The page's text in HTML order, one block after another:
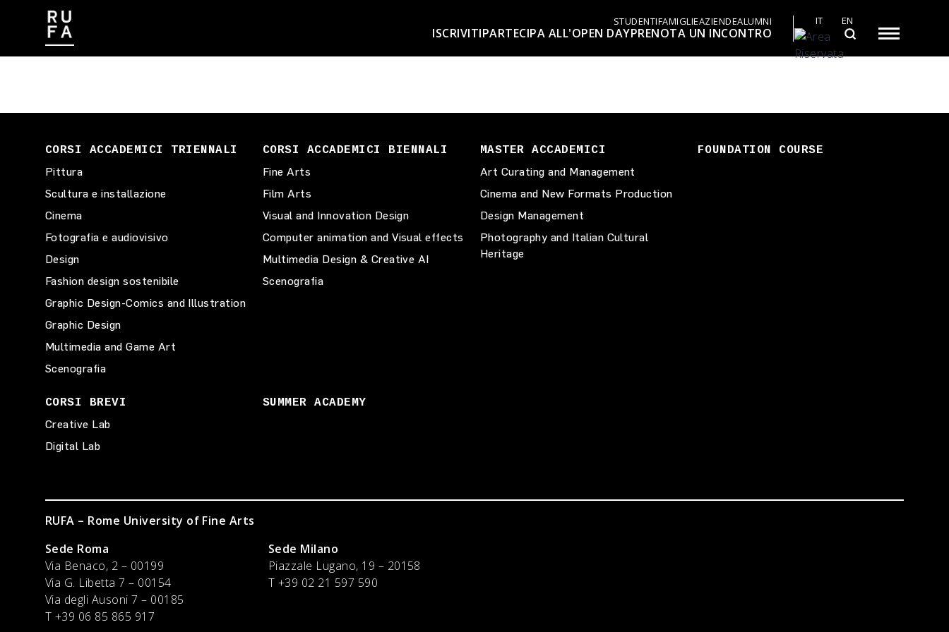
STUDENTIFAMIGLIEAZIENDEALUMNI
ISCRIVITIPARTECIPA ALL'OPEN DAYPRENOTA UN INCONTRO
IT
EN
CONTATTI
CORSI ACCADEMICI TRIENNALI
Pittura
Scultura e installazione
Cinema
Fotografia e audiovisivo
Design
Fashion design sostenibile
Graphic Design-Comics and Illustration
Graphic Design
Multimedia and Game Art
Scenografia
CORSI ACCADEMICI BIENNALI
Fine Arts
Film Arts
Visual and Innovation Design
Computer animation and Visual effects
Multimedia Design & Creative AI
Scenografia
MASTER ACCADEMICI
Art Curating and Management
Cinema and New Formats Production
Design Management
Photography and Italian Cultural
Heritage
FOUNDATION COURSE
CORSI BREVI
Creative Lab
Digital Lab
SUMMER ACADEMY
RUFA – Rome University of Fine Arts
Sede Roma
Via Benaco, 2 – 00199
Via G. Libetta 7 – 00154
Via degli Ausoni 7 – 00185
T +39 06 85 865 917
Sede Milano
Piazzale Lugano, 19 – 20158
T +39 02 21 597 590